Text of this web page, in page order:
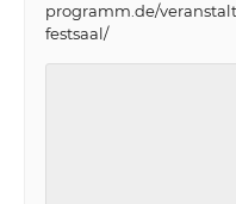
programm.de/
festsaal/